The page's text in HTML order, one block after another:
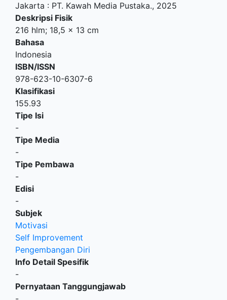
Jakarta : PT. Kawah Media Pustaka., 2025
Deskripsi Fisik
216 hlm; 18,5 x 13 cm
Bahasa
Indonesia
ISBN/ISSN
978-623-10-6307-6
Klasifikasi
155.93
Tipe Isi
-
Tipe Media
-
Tipe Pembawa
-
Edisi
-
Subjek
Motivasi
Self Improvement
Pengembangan Diri
Info Detail Spesifik
-
Pernyataan Tanggungjawab